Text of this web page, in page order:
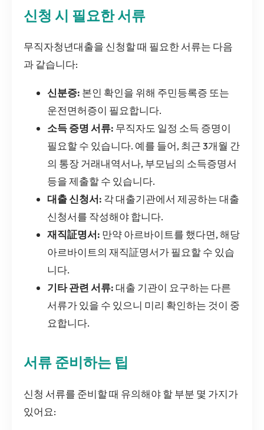
신청 시 필요한 서류
무직자청년대출을 신청할 때 필요한 서류는 다음
과 같습니다:
신분증: 본인 확인을 위해 주민등록증 또는
운전면허증이 필요합니다.
소득 증명 서류: 무직자도 일정 소득 증명이
필요할 수 있습니다. 예를 들어, 최근 3개월 간
의 통장 거래내역서나, 부모님의 소득증명서
등을 제출할 수 있습니다.
대출 신청서: 각 대출기관에서 제공하는 대출
신청서를 작성해야 합니다.
재직証명서: 만약 아르바이트를 했다면, 해당
아르바이트의 재직証명서가 필요할 수 있습
니다.
기타 관련 서류:대출 기관이 요구하는 다른
서류가 있을 수 있으니 미리 확인하는 것이 중
요합니다.
서류 준비하는 팁
신청 서류를 준비할 때 유의해야 할 부분 몇 가지가
있어요: